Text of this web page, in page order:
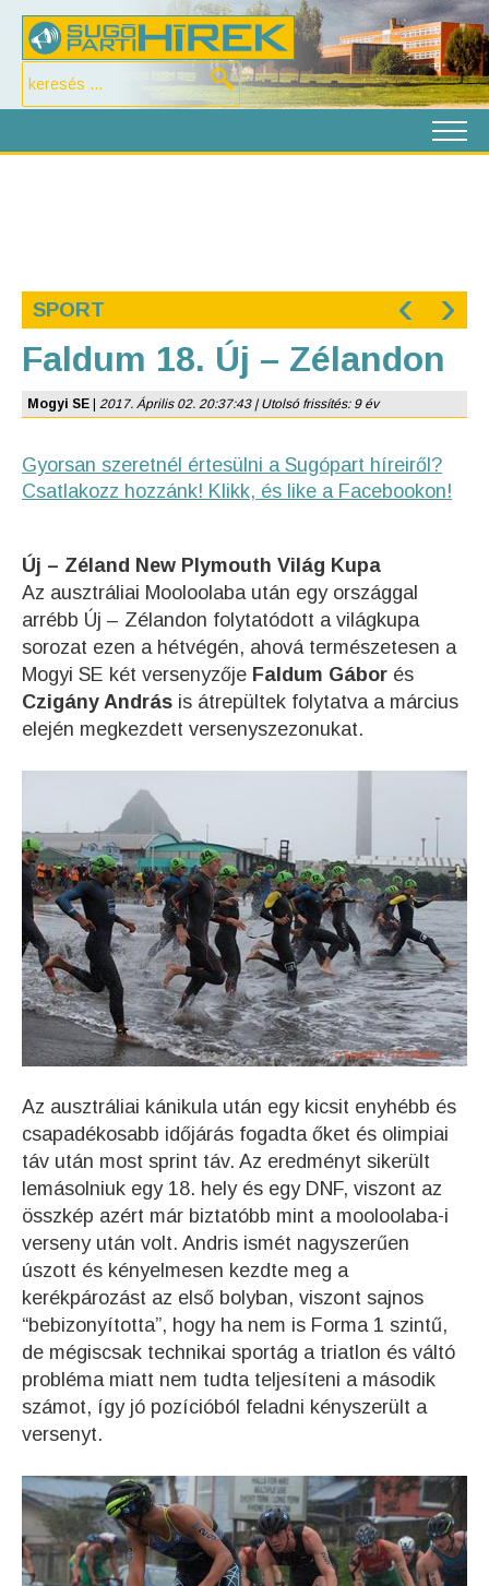
SPORT ‹ ›
Faldum 18. Új – Zélandon
Mogyi SE 2017. Április 02. 20:37:43 | Utolsó frissítés: 9 év
Gyorsan szeretnél értesülni a Sugópart híreiről?
Csatlakozz hozzánk! Klikk, és like a Facebookon!
Új – Zéland New Plymouth Világ Kupa
Az ausztráliai Mooloolaba után egy országgal
arrébb Új – Zélandon folytatódott a világkupa
sorozat ezen a hétvégén, ahová természetesen a
Mogyi SE két versenyzője Faldum Gábor és
Czigány András is átrepültek folytatva a március
elején megkezdett versenyszezonukat.
Az ausztráliai kánikula után egy kicsit enyhébb és
csapadékosabb időjárás fogadta őket és olimpiai
táv után most sprint táv. Az eredményt sikerült
lemásolniuk egy 18. hely és egy DNF, viszont az
összkép azért már biztatóbb mint a mooloolaba-i
verseny után volt. Andris ismét nagyszerűen
úszott és kényelmesen kezdte meg a
kerékpározást az első bolyban, viszont sajnos
“bebizonyította”, hogy ha nem is Forma 1 szintű,
de mégiscsak technikai sportág a triatlon és váltó
probléma miatt nem tudta teljesíteni a második
számot, így jó pozícióból feladni kényszerült a
versenyt.